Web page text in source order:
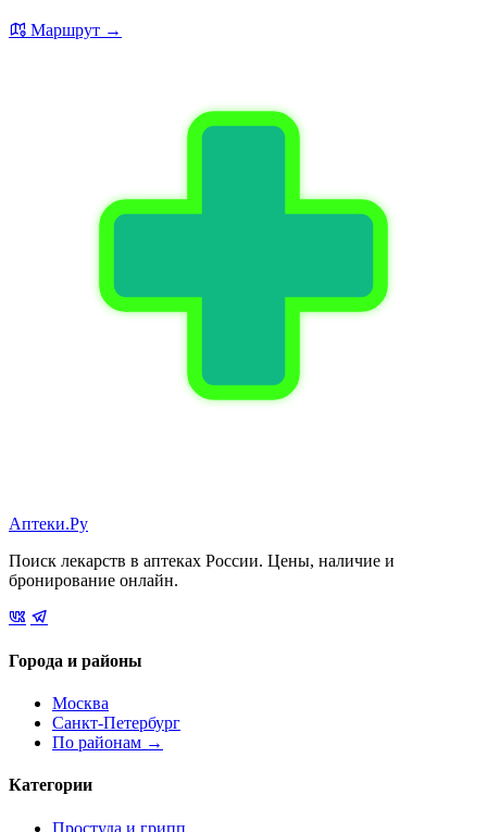
Маршрут →
Аптеки.Ру
Поиск лекарств в аптеках России. Цены, наличие и
бронирование онлайн.
Города и районы
Москва
Санкт-Петербург
По районам →
Категории
Простуда и грипп